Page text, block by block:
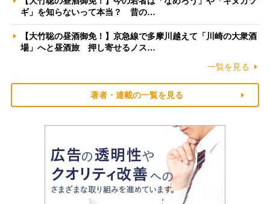
ギ」を知らないって本当？ 昔の…
【大竹聡の昼酒御免！】京急線で多摩川越えて「川崎の大衆酒
場」へと昼酒旅 押し寄せるノス…
一覧を見る
著者・連載の一覧を見る